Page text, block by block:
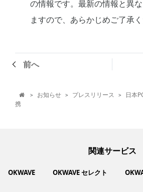
の情報です。最新の情報と異
ますので、あらかじめご了承く
前へ
 > お知らせ > プレスリリース >
日本
携
関連サービス
OKWAVE OKWAVE セレクト